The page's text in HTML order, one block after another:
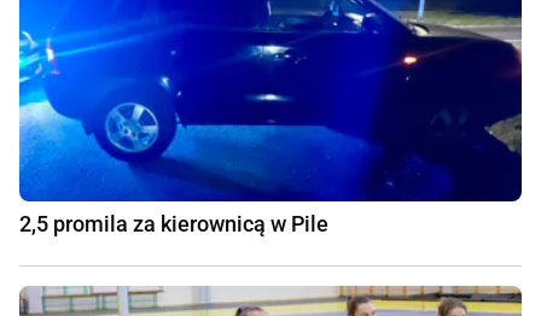
2,5 promila za kierownicą w Pile